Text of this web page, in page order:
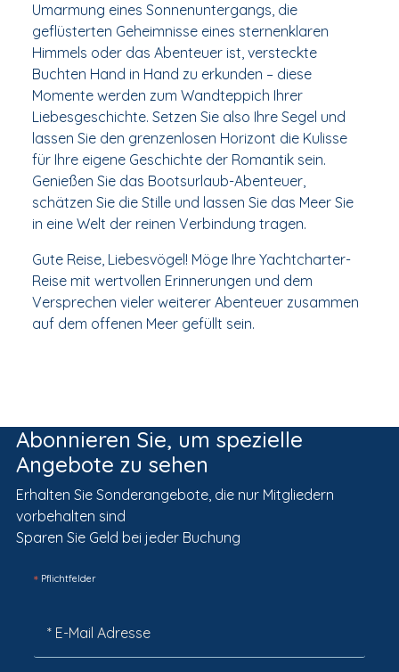
Umarmung eines Sonnenuntergangs, die
geflüsterten Geheimnisse eines sternenklaren
Himmels oder das Abenteuer ist, versteckte
Buchten Hand in Hand zu erkunden – diese
Momente werden zum Wandteppich Ihrer
Liebesgeschichte. Setzen Sie also Ihre Segel und
lassen Sie den grenzenlosen Horizont die Kulisse
für Ihre eigene Geschichte der Romantik sein.
Genießen Sie das Bootsurlaub-Abenteuer,
schätzen Sie die Stille und lassen Sie das Meer Sie
in eine Welt der reinen Verbindung tragen.
Gute Reise, Liebesvögel! Möge Ihre Yachtcharter-
Reise mit wertvollen Erinnerungen und dem
Versprechen vieler weiterer Abenteuer zusammen
auf dem offenen Meer gefüllt sein.
Abonnieren Sie, um spezielle
Angebote zu sehen
Erhalten Sie Sonderangebote, die nur Mitgliedern
vorbehalten sind
Sparen Sie Geld bei jeder Buchung
*Pflichtfelder